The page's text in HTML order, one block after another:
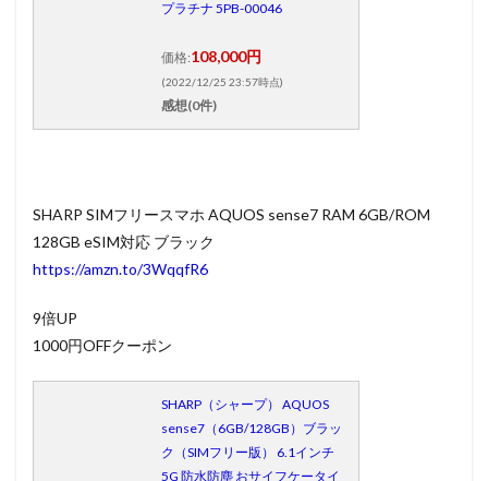
プラチナ 5PB-00046
価格:108,000円
(2022/12/25 23:57時点)
感想(0件)
SHARP SIMフリースマホ AQUOS sense7 RAM 6GB/ROM
128GB eSIM対応 ブラック
https://amzn.to/3WqqfR6
9倍UP
1000円OFFクーポン
SHARP（シャープ） AQUOS
sense7（6GB/128GB）ブラッ
ク（SIMフリー版） 6.1インチ
5G 防水防塵 おサイフケータイ